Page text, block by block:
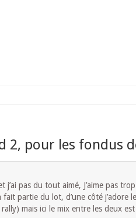
2, pour les fondus
j’ai pas du tout aimé, J’aime pas
partie du lot, d’une côté j’adore
rally) mais ici le mix entre les deux